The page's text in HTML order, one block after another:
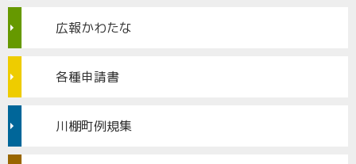
広報かわたな
各種申請書
川棚町例規集